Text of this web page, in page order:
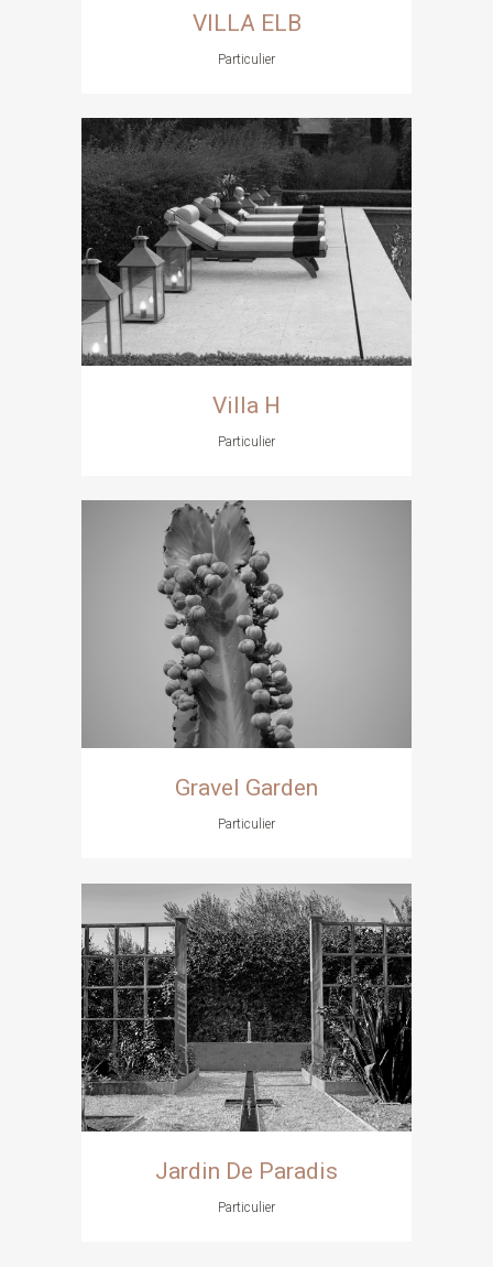
VILLA ELB
Particulier
Villa H
Particulier
Gravel Garden
Particulier
Jardin De Paradis
Particulier